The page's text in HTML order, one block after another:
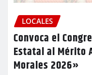
LOCALES
Convoca el
Estatal al Mérito
Morales 2026»